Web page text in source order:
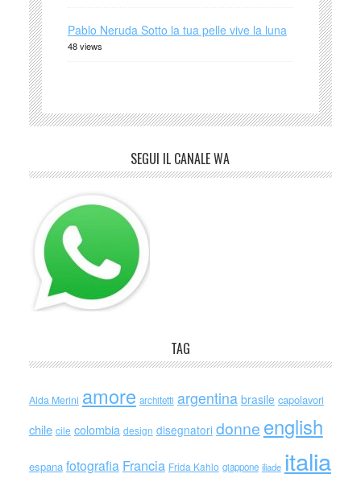
Pablo Neruda Sotto la tua pelle vive la luna
48 views
SEGUI IL CANALE WA
TAG
Alda Merini amore architetti argentina brasile capolavori
chile cile colombia design disegnatori donne english
espana fotografia Francia Frida Kahlo giappone iliade italia